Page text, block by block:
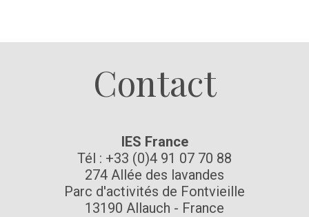
Contact
IES France
Tél : +33 (0)4 91 07 70 88
274 Allée des lavandes
Parc d'activités de Fontvieille
13190 Allauch - France